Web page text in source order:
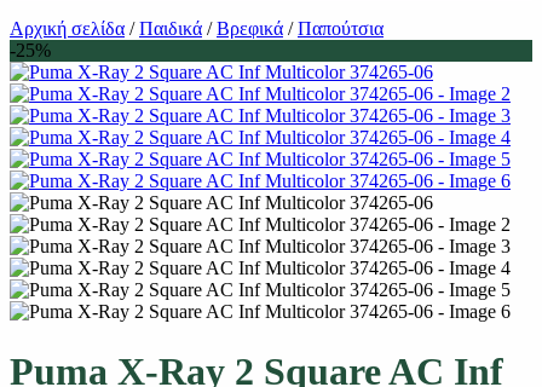
Αρχική σελίδα / Παιδικά / Βρεφικά / Παπούτσια
-25%
Puma X-Ray 2 Square AC Inf